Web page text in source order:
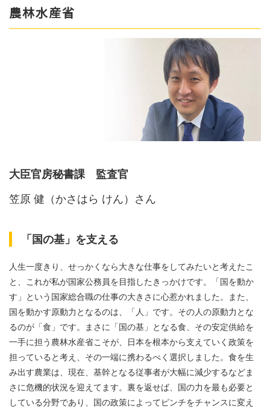
農林水産省
大臣官房秘書課 監査官
笠原 健（かさはら けん）さん
「国の基」を支える
人生一度きり、せっかくなら大きな仕事をしてみたいと考えたこ
と、これが私が国家公務員を目指したきっかけです。「国を動か
す」という国家総合職の仕事の大きさに心惹かれました。また、
国を動かす原動力となるのは、「人」です。その人の原動力とな
るのが「食」です。まさに「国の基」となる食、その安定供給を
一手に担う農林水産省こそが、日本を根本から支えていく政策を
担っていると考え、その一端に携わるべく選択しました。食を生
み出す農業は、現在、基幹となる従事者が大幅に減少するなどま
さに危機的状況を迎えてます。裏を返せば、国の力を最も必要と
している分野であり、国の政策によってピンチをチャンスに変え